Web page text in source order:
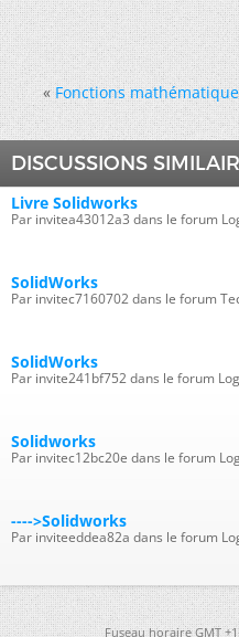
« Fonctions
DISCUSSIONS
Livre Solidworks
Par invitea43012a3 dans le forum
SolidWorks
Par invitec7160702 dans le forum
SolidWorks
Par invite241bf752 dans le forum
Solidworks
Par invitec12bc20e dans le forum
---->Solidworks
Par inviteeddea82a dans le forum
Fuseau horaire GMT